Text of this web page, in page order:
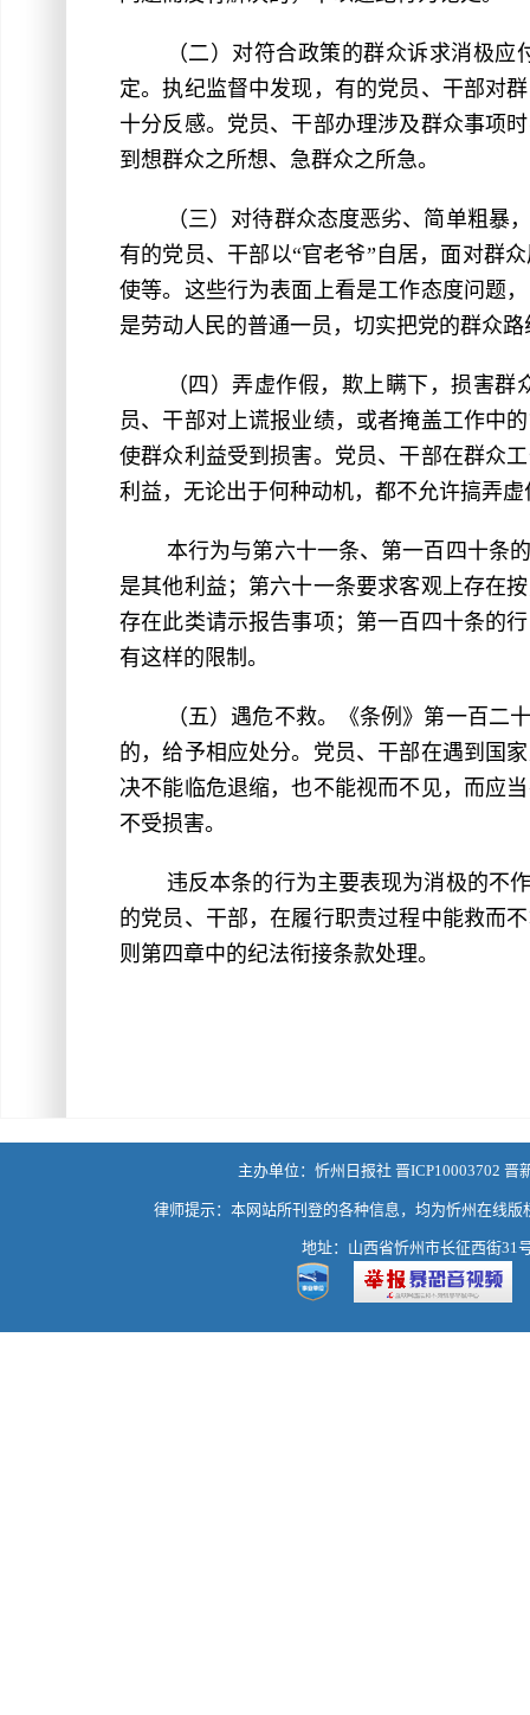
（二）对符合政策的群众诉求消极
定。执纪监督中发现，有的党员、干部对
十分反感。党员、干部办理涉及群众事项
到想群众之所想、急群众之所急。
（三）对待群众态度恶劣、简单粗暴
有的党员、干部以“官老爷”自居，面对群
使等。这些行为表面上看是工作态度问题
是劳动人民的普通一员，切实把党的群众
（四）弄虚作假，欺上瞒下，损害
员、干部对上谎报业绩，或者掩盖工作中
使群众利益受到损害。党员、干部在群众
利益，无论出于何种动机，都不允许搞弄
本行为与第六十一条、第一百四十条
是其他利益；第六十一条要求客观上存在
存在此类请示报告事项；第一百四十条的
有这样的限制。
（五）遇危不救。《条例》第一百二
的，给予相应处分。党员、干部在遇到国
决不能临危退缩，也不能视而不见，而应
不受损害。
违反本条的行为主要表现为消极的不
的党员、干部，在履行职责过程中能救而
则第四章中的纪法衔接条款处理。
主办单位：忻州日报社 晋ICP10003702 晋
律师提示：本网站所刊登的各种信息，均为忻州在线
地址：山西省忻州市长征西街31